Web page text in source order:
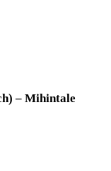
– Mihintale